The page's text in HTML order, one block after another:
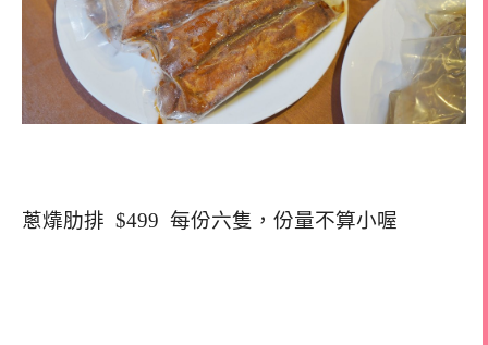
蔥㸆肋排 $499 每份六隻，份量不算小喔